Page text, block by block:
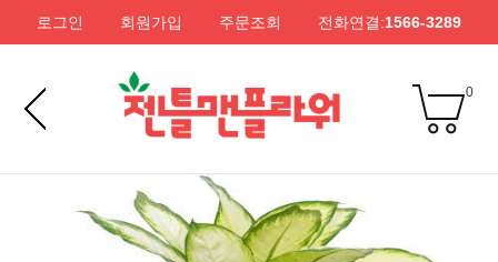
로그인 회원가입 주문조회 전화연결:1566-3289
0